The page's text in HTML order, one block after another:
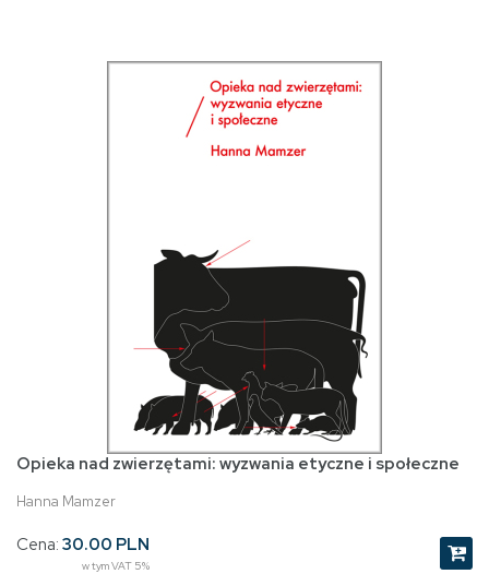
Opieka nad zwierzętami: wyzwania etyczne i społeczne
Hanna Mamzer
Cena: 30.00 PLN
w tym VAT 5%